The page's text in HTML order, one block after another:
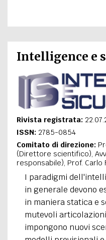
Intelligence e
Rivista registrata:
ISSN: 2785-0854
Comitato di direzione:
(Direttore scientifico),
responsabile), Prof. Carlo
I paradigmi
in generale devono
in maniera statica e
mutevoli
impongono nuovi